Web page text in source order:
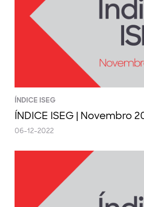
ÍNDICE ISEG
ÍNDICE ISEG | Novembro
06-12-2022